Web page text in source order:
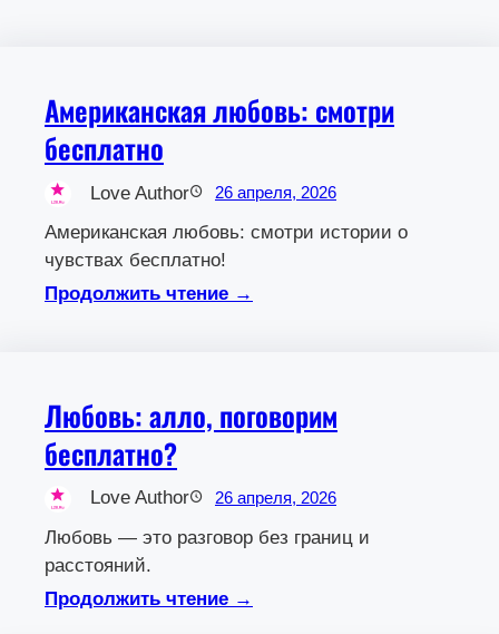
Американская любовь: смотри
бесплатно
Love Author 26 апреля, 2026
Американская любовь: смотри истории о
чувствах бесплатно!
Продолжить чтение →
Любовь: алло, поговорим
бесплатно?
Love Author 26 апреля, 2026
Любовь — это разговор без границ и
расстояний.
Продолжить чтение →